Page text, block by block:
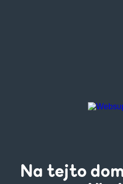
Na tejto